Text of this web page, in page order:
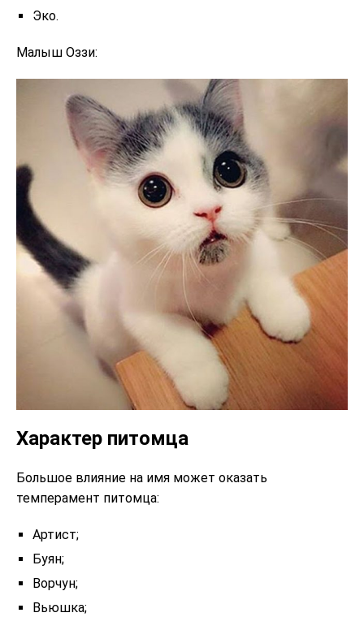
Эко.
Малыш Оззи:
Характер питомца
Большое влияние на имя может оказать
темперамент питомца:
Артист;
Буян;
Ворчун;
Вьюшка;